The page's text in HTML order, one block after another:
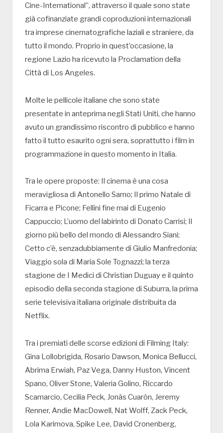
Cine-International”, attraverso il quale sono state
già cofinanziate grandi coproduzioni internazionali
tra imprese cinematografiche laziali e straniere, da
tutto il mondo. Proprio in quest’occasione, la
regione Lazio ha ricevuto la Proclamation della
Città di Los Angeles.
Molte le pellicole italiane che sono state
presentate in anteprima negli Stati Uniti, che hanno
avuto un grandissimo riscontro di pubblico e hanno
fatto il tutto esaurito ogni sera, soprattutto i film in
programmazione in questo momento in Italia.
Tra le opere proposte: Il cinema è una cosa
meravigliosa di Antonello Sarno; Il primo Natale di
Ficarra e Picone; Fellini fine mai di Eugenio
Cappuccio; L’uomo del labirinto di Donato Carrisi; Il
giorno più bello del mondo di Alessandro Siani;
Cetto c’è, senzadubbiamente di Giulio Manfredonia;
Viaggio sola di Maria Sole Tognazzi; la terza
stagione de I Medici di Christian Duguay e il quinto
episodio della seconda stagione di Suburra, la prima
serie televisiva italiana originale distribuita da
Netflix.
Tra i premiati delle scorse edizioni di Filming Italy:
Gina Lollobrigida, Rosario Dawson, Monica Bellucci,
Abrima Erwiah, Paz Vega, Danny Huston, Vincent
Spano, Oliver Stone, Valeria Golino, Riccardo
Scamarcio, Cecilia Peck, Jonàs Cuaròn, Jeremy
Renner, Andie MacDowell, Nat Wolff, Zack Peck,
Lola Karimova, Spike Lee, David Cronenberg,